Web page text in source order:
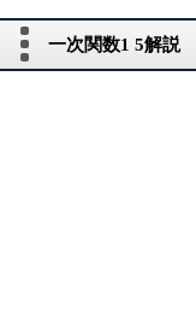
一次関数1 5解説